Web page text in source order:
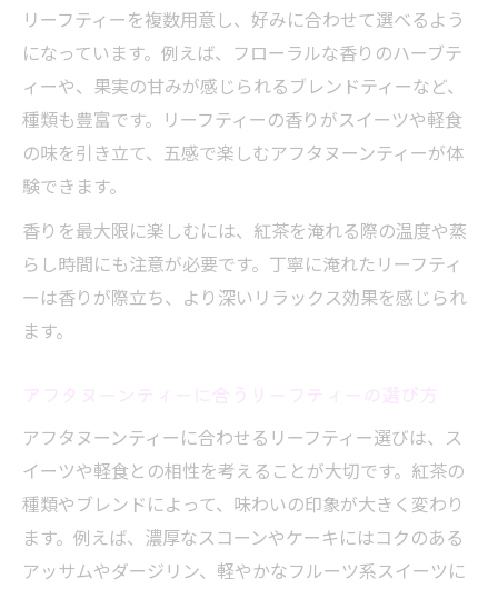
リーフティーを複数用意し、好みに合わせて選べるよう
になっています。例えば、フローラルな香りのハーブテ
ィーや、果実の甘みが感じられるブレンドティーなど、
種類も豊富です。リーフティーの香りがスイーツや軽食
の味を引き立て、五感で楽しむアフタヌーンティーが体
験できます。
香りを最大限に楽しむには、紅茶を淹れる際の温度や蒸
らし時間にも注意が必要です。丁寧に淹れたリーフティ
ーは香りが際立ち、より深いリラックス効果を感じられ
ます。
アフタヌーンティーに合わせるリーフティー選びは、ス
イーツや軽食との相性を考えることが大切です。紅茶の
種類やブレンドによって、味わいの印象が大きく変わり
ます。例えば、濃厚なスコーンやケーキにはコクのある
アッサムやダージリン、軽やかなフルーツ系スイーツに